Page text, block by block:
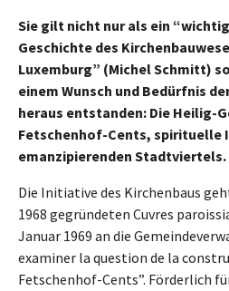
Sie gilt nicht nur als ein
Geschichte des
Luxemburg” (Michel Schmitt)
einem Wunsch und Bedürfnis
heraus entstanden: Die Heilig-
Fetschenhof-Cents, spirituelle
emanzipierenden Stadtviertels.
Die Initiative des Kirchenbaus
1968 gegründeten Cuvres
Januar 1969 an die
examiner la question de la
Fetschenhof-Cents”. Förderlich